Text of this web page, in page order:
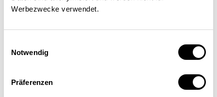
Werbezwecke verwendet.
Notwendig
Präferenzen
système.Les données massives
jouent aussi un rôle important
dans le secteur financier.
Quelque 70 % des transactions
sur ce marché sont